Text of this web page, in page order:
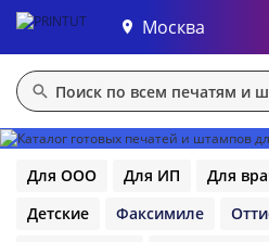
Москва
Для ООО Для ИП Для
Детские
Факсимиле